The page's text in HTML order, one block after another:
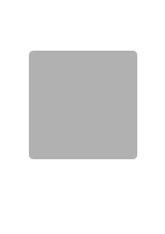
WN
WN